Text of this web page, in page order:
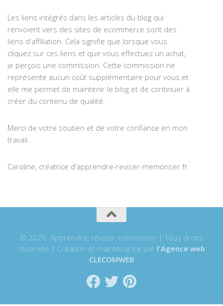
Les liens intégrés dans les articles du blog qui
renvoient vers des sites de ecommerce sont des
liens d'affiliation. Cela signifie que lorsque vous
cliquez sur ces liens et que vous effectuez un achat,
je perçois une commission. Cette commission ne
représente aucun coût supplémentaire pour vous et
elle me permet de maintenir le blog et de continuer à
créer du contenu de qualité.
Merci de votre soutien et de votre confiance en mon
travail.
Caroline, créatrice d'apprendre-reviser-memoriser.fr
© 2026. Apprendre, réviser, mémoriser | Tous droits
réservés | Création et maintenance par l'Agence web
CLECOMWEB